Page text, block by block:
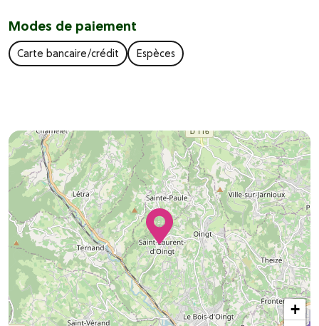
Modes de paiement
Carte bancaire/crédit Espèces
+